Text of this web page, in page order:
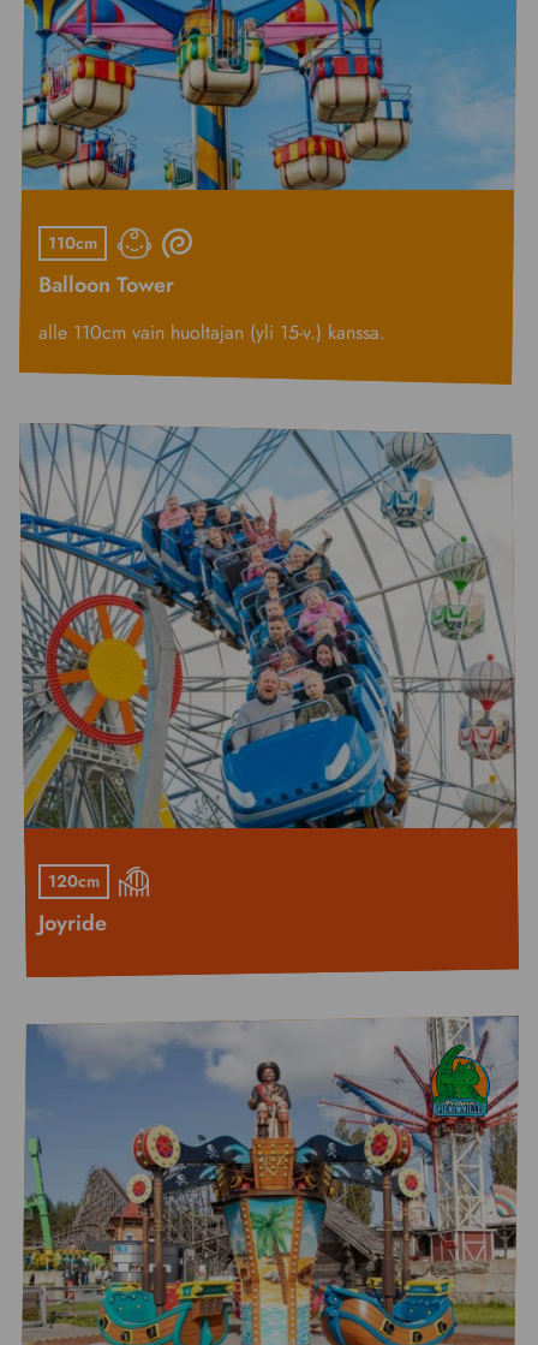
110cm
Balloon Tower
alle 110cm vain huoltajan (yli 15-v.) kanssa.
120cm
Joyride